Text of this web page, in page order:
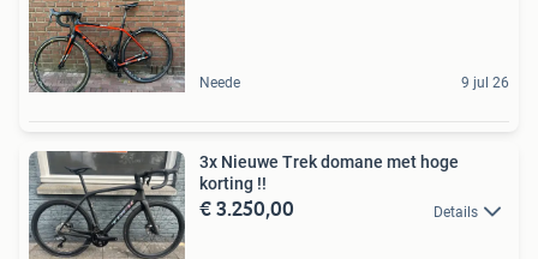
Neede 9 jul 26
3x Nieuwe Trek domane met hoge
korting !!
€ 3.250,00 Details